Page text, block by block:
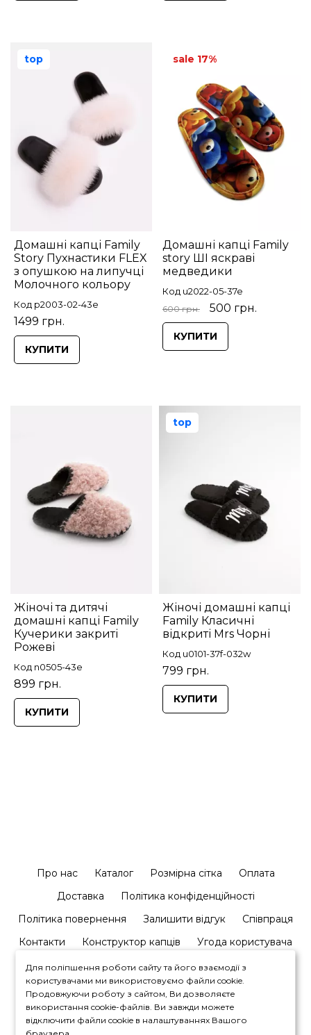
Домашні капці Family
Story Пухнастики FLEX
з опушкою на липучці
Молочного кольору
Код p2003-02-43e
1499 грн.
top
КУПИТИ
Домашні капці Family
story ШІ яскраві
медведики
Код u2022-05-37e
600 грн. 500 грн.
sale 17%
КУПИТИ
Жіночі та дитячі
домашні капці Family
Кучерики закриті
Рожеві
Код n0505-43e
899 грн.
КУПИТИ
Жіночі домашні капці
Family Класичні
відкриті Mrs Чорні
Код u0101-37f-032w
799 грн.
top
КУПИТИ
Про нас Каталог Розмірна сітка
Оплата
Доставка
Політика конфіденційності
Політика повернення
Залишити відгук
Співпраця
Контакти
Конструктор капців Угода користувача
+380964446450
Для поліпшення роботи сайту та його взаємодії з
користувачами ми використовуємо файли cookie.
Продовжуючи роботу з сайтом, Ви дозволяєте
використання cookie-файлів. Ви завжди можете
відключити файли cookie в налаштуваннях Вашого